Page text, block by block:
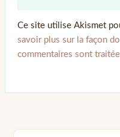
Ce site utilise Akismet
savoir plus sur la façon
commentaires sont